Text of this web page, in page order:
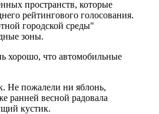
пространств, которые
рейтингового голосования.
городской среды"
зоны.
хорошо, что автомобильные
Не пожалели ни яблонь,
ранней весной радовала
кустик.